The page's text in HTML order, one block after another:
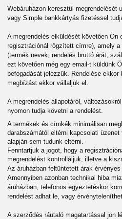
Webáruházon keresztül megrendelését
vagy Simple bankkártyás fizetéssel
A megrendelés elküldését követően Ön
regisztrációnál rögzített címre), amely
(termék nevek, rendelés bruttó árát,
ezt követően még egy email-t küldünk
befogadását jelezzük. Rendelése ekkor
megbízást ekkor vállaljuk el.
A megrendelés állapotáról,
nyomon tudja követni a rendelést.
A termékek és címkék minimálisan
darabszámától eltérni kapcsolati
alapján sem tudunk eltérni.
Fenntartjuk a jogot, hogy a
megrendelést kontrolláljuk, illetve a
Az áruházban feltüntetett árak
Amennyiben azonban technikai hiba
áruházban, telefonos egyeztetéskor
rendelést adhat le, vagy
A szerződés ráutaló magatartással jön